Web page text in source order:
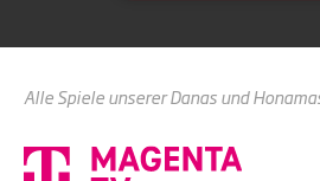
Alle Spiele unserer Danas und